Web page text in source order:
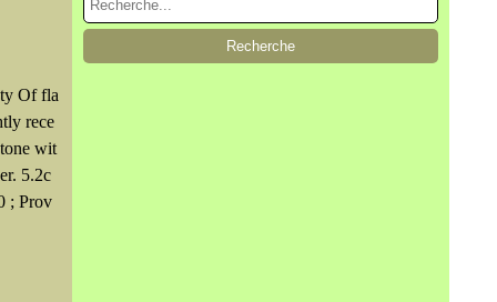
Of fla
rece
wit
5.2c
; Prov